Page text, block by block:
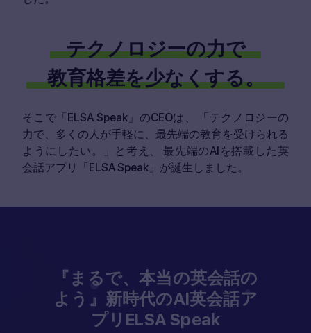
テクノロジーの力で
教育格差を少なくする。
そこで「ELSA Speak」のCEOは、
「テクノロジーの
力で、多くの人が手軽に、最先端の教育を受けられる
ようにしたい。」と考え、
最先端のAIを搭載した英
会話アプリ「ELSA Speak」が誕生しました。
『まるで、本当の英会話の
よう』新時代のAI英会話ア
プリELSA Speak